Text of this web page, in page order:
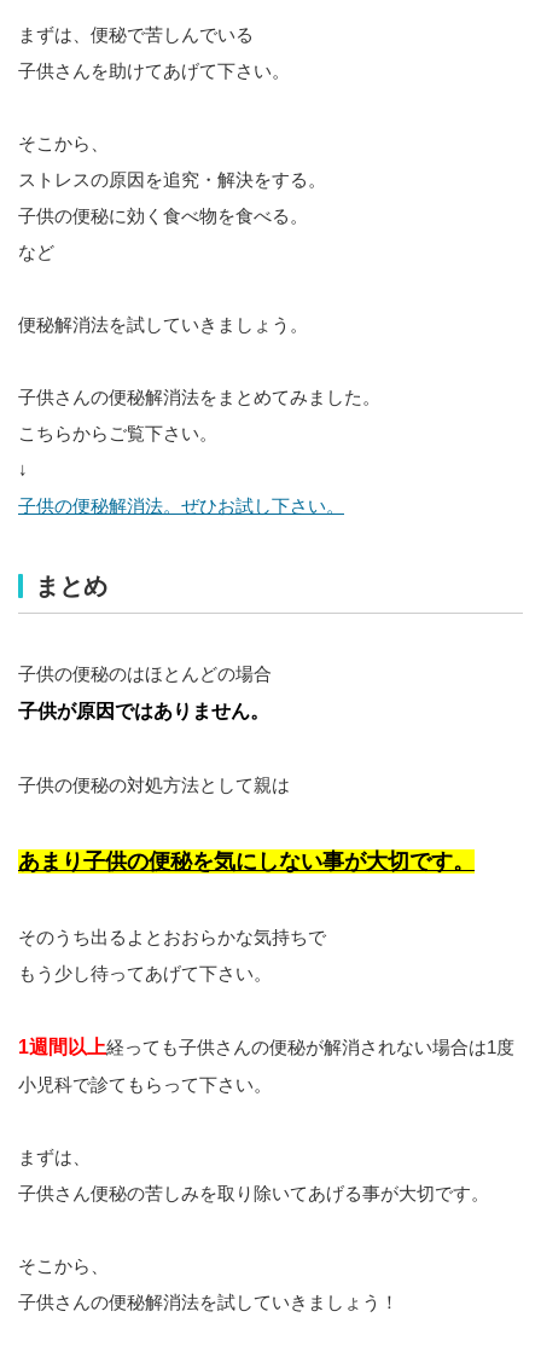
まずは、便秘で苦しんでいる
子供さんを助けてあげて下さい。
そこから、
ストレスの原因を追究・解決をする。
子供の便秘に効く食べ物を食べる。
など
便秘解消法を試していきましょう。
子供さんの便秘解消法をまとめてみました。
こちらからご覧下さい。
↓
子供の便秘解消法。ぜひお試し下さい。
まとめ
子供の便秘のはほとんどの場合
子供が原因ではありません。
子供の便秘の対処方法として親は
あまり子供の便秘を気にしない事が大切です。
そのうち出るよとおおらかな気持ちで
もう少し待ってあげて下さい。
1週間以上経っても子供さんの便秘が解消されない場合は1度
小児科で診てもらって下さい。
まずは、
子供さん便秘の苦しみを取り除いてあげる事が大切です。
そこから、
子供さんの便秘解消法を試していきましょう！